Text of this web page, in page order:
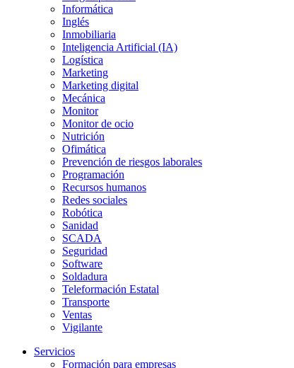
Informática
Inglés
Inmobiliaria
Inteligencia Artificial (IA)
Logística
Marketing
Marketing digital
Mecánica
Monitor
Monitor de ocio
Nutrición
Ofimática
Prevención de riesgos laborales
Programación
Recursos humanos
Redes sociales
Robótica
Sanidad
SCADA
Seguridad
Software
Soldadura
Teleformación Estatal
Transporte
Ventas
Vigilante
Servicios
Formación para empresas